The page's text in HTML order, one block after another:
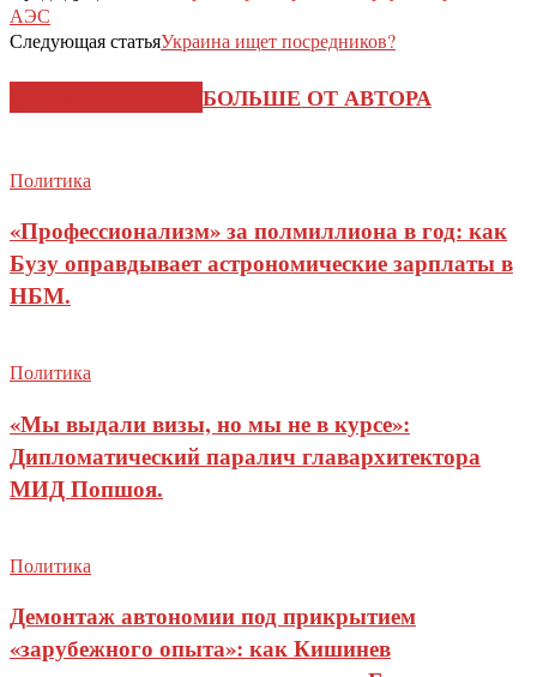
АЭС
Следующая статьяУкраина ищет посредников?
БОЛЬШЕ ОТ АВТОРА
Политика
«Профессионализм» за полмиллиона в год: как
Бузу оправдывает астрономические зарплаты в
НБМ.
Политика
«Мы выдали визы, но мы не в курсе»:
Дипломатический паралич главархитектора
МИД Попшоя.
Политика
Демонтаж автономии под прикрытием
«зарубежного опыта»: как Кишинев